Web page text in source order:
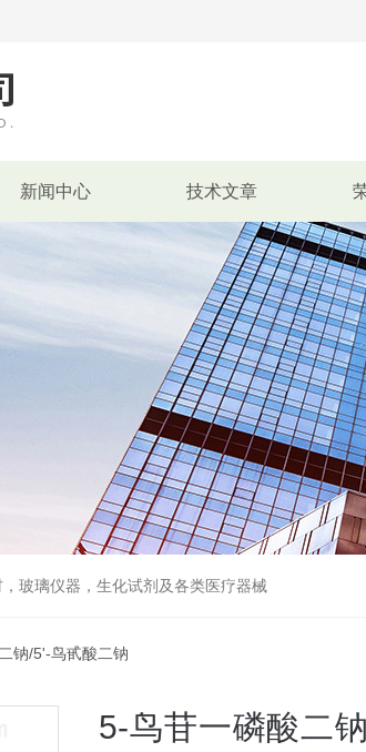
新闻中心 技术文章
玻璃仪器，生化试剂及各类医疗器械
钠/5'-鸟甙酸二钠
5-鸟苷一磷酸二